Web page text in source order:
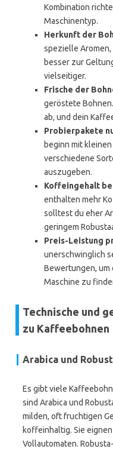
Kombination
Maschinentyp.
Herkunft der
spezielle
besser zur
vielseitiger.
Frische der
geröstete
ab, und dein
Probierpakete
beginn mit
verschiedene
auszugeben.
Koffeingehalt
enthalten mehr
solltest du eher
geringem
Preis-Leistung
unerschwinglich
Bewertungen, um
Maschine zu
Technische und
zu Kaffeebohnen
Arabica und
Es gibt viele
sind Arabica und
milden, oft fruchtigen
koffeinhaltig. Sie
Vollautomaten.